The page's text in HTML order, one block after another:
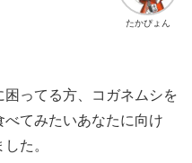
たかぴょん
ってる方、コガネムシを
てみたいあなたに向け
た。